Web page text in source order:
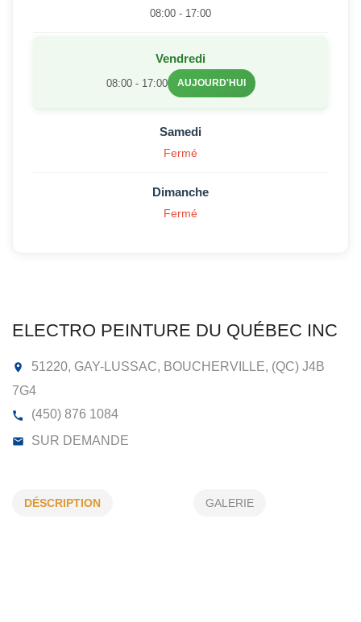
ELECTRO PEINTURE DU QUÉBEC
DÉSCRIPTION GALERIE
08:00 - 17:00
Vendredi
08:00 - 17:00 AUJOURD'HUI
Samedi
Fermé
Dimanche
Fermé